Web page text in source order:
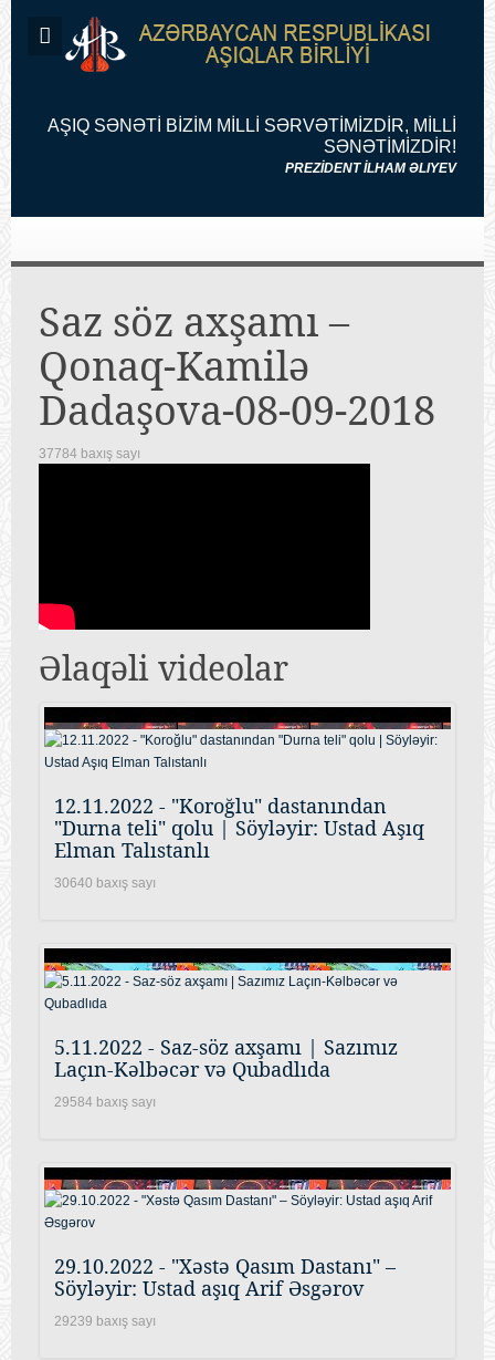
AŞIQ SƏNƏTİ BİZİM MİLLİ SƏRVƏTİMİZDİR, MİLLİ
SƏNƏTİMİZDİR!
PREZİDENT İLHAM ƏLIYEV
Saz söz axşamı –
Qonaq-Kamilə
Dadaşova-08-09-2018
37784 baxış sayı
Əlaqəli videolar
12.11.2022 - "Koroğlu" dastanından
"Durna teli" qolu | Söyləyir: Ustad Aşıq
Elman Talıstanlı
30640 baxış sayı
5.11.2022 - Saz-söz axşamı | Sazımız
Laçın-Kəlbəcər və Qubadlıda
29584 baxış sayı
29.10.2022 - "Xəstə Qasım Dastanı" –
Söyləyir: Ustad aşıq Arif Əsgərov
29239 baxış sayı